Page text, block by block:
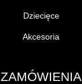
Dziecięce
Akcesoria
ZAMÓWIENIA